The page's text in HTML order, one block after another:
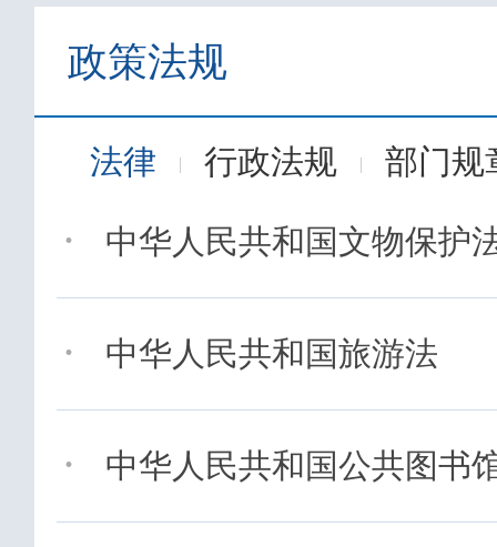
政策法规
法律 | 行政法规 | 部门规
· 中华人民共和国文物保护
· 中华人民共和国旅游法
· 中华人民共和国公共图书